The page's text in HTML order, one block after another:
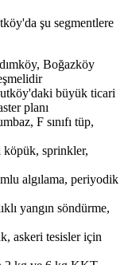
şu segmentlere
Boğazköy
büyük ticari
planı
F sınıfı tüp,
sprinkler,
algılama, periyodik
yangın söndürme,
askeri tesisler için